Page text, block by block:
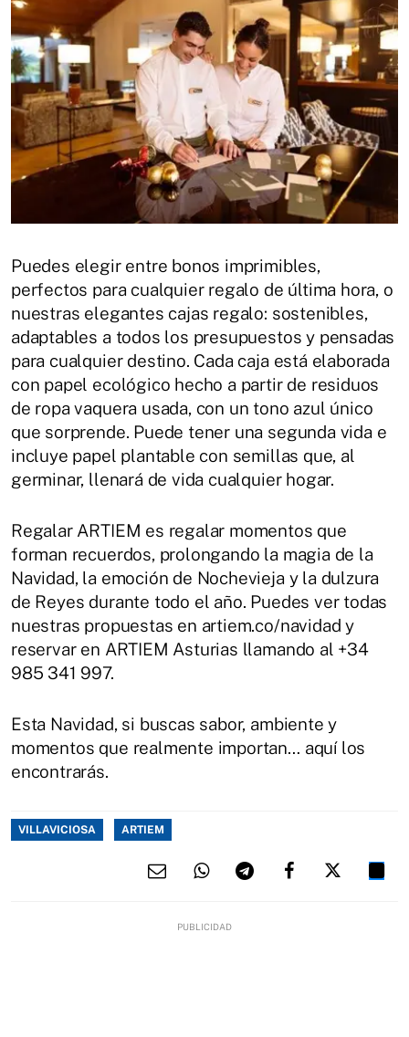
Puedes elegir entre bonos imprimibles,
perfectos para cualquier regalo de última hora, o
nuestras elegantes cajas regalo: sostenibles,
adaptables a todos los presupuestos y pensadas
para cualquier destino. Cada caja está elaborada
con papel ecológico hecho a partir de residuos
de ropa vaquera usada, con un tono azul único
que sorprende. Puede tener una segunda vida e
incluye papel plantable con semillas que, al
germinar, llenará de vida cualquier hogar.
Regalar ARTIEM es regalar momentos que
forman recuerdos, prolongando la magia de la
Navidad, la emoción de Nochevieja y la dulzura
de Reyes durante todo el año. Puedes ver todas
nuestras propuestas en artiem.co/navidad y
reservar en ARTIEM Asturias llamando al +34
985 341 997.
Esta Navidad, si buscas sabor, ambiente y
momentos que realmente importan… aquí los
encontrarás.
VILLAVICIOSA ARTIEM